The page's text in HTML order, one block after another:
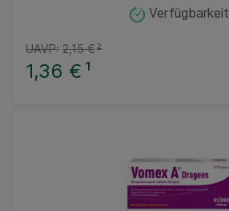
Verfügbarkeit
1,36 € ¹
UAVP: 2,15 €²